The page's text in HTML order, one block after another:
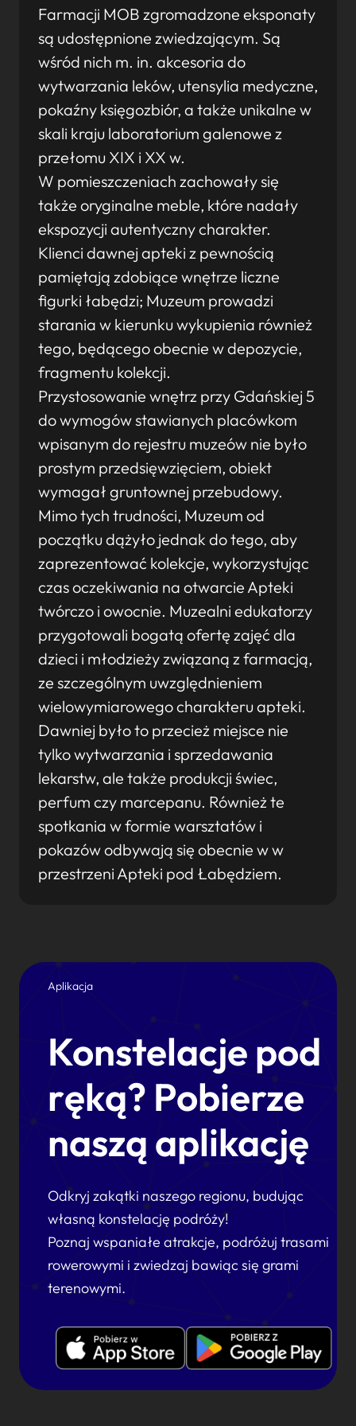
Farmacji MOB zgromadzone eksponaty
są udostępnione zwiedzającym. Są
wśród nich m. in. akcesoria do
wytwarzania leków, utensylia medyczne,
pokaźny księgozbiór, a także unikalne w
skali kraju laboratorium galenowe z
przełomu XIX i XX w.
W pomieszczeniach zachowały się
także oryginalne meble, które nadały
ekspozycji autentyczny charakter.
Klienci dawnej apteki z pewnością
pamiętają zdobiące wnętrze liczne
figurki łabędzi; Muzeum prowadzi
starania w kierunku wykupienia również
tego, będącego obecnie w depozycie,
fragmentu kolekcji.
Przystosowanie wnętrz przy Gdańskiej 5
do wymogów stawianych placówkom
wpisanym do rejestru muzeów nie było
prostym przedsięwzięciem, obiekt
wymagał gruntownej przebudowy.
Mimo tych trudności, Muzeum od
początku dążyło jednak do tego, aby
zaprezentować kolekcje, wykorzystując
czas oczekiwania na otwarcie Apteki
twórczo i owocnie. Muzealni edukatorzy
przygotowali bogatą ofertę zajęć dla
dzieci i młodzieży związaną z farmacją,
ze szczególnym uwzględnieniem
wielowymiarowego charakteru apteki.
Dawniej było to przecież miejsce nie
tylko wytwarzania i sprzedawania
lekarstw, ale także produkcji świec,
perfum czy marcepanu. Również te
spotkania w formie warsztatów i
pokazów odbywają się obecnie w w
przestrzeni Apteki pod Łabędziem.
Aplikacja
Konstelacje pod
ręką? Pobierze
naszą aplikację
Odkryj zakątki naszego regionu, budując
własną konstelację podróży!
Poznaj wspaniałe atrakcje, podróżuj trasami
rowerowymi i zwiedzaj bawiąc się grami
terenowymi.